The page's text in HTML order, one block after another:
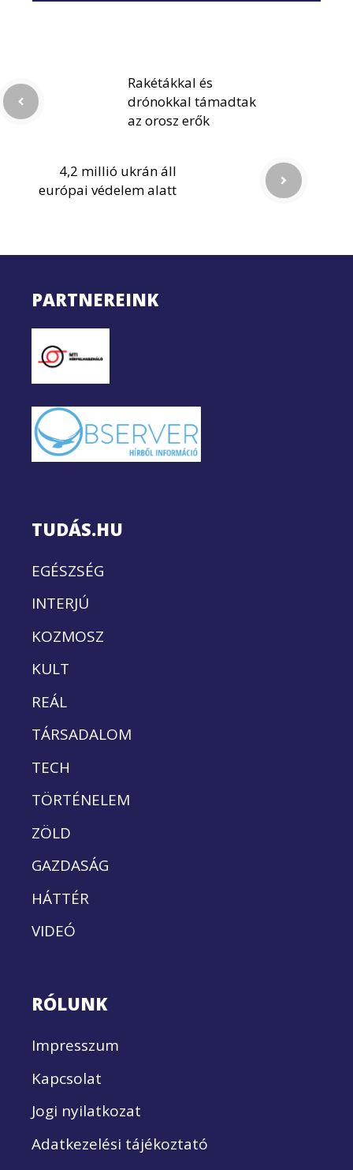
Rakétákkal és
drónokkal támadtak
az orosz erők
4,2 millió ukrán áll
európai védelem alatt
PARTNEREINK
TUDÁS.HU
EGÉSZSÉG
INTERJÚ
KOZMOSZ
KULT
REÁL
TÁRSADALOM
TECH
TÖRTÉNELEM
ZÖLD
GAZDASÁG
HÁTTÉR
VIDEÓ
RÓLUNK
Impresszum
Kapcsolat
Jogi nyilatkozat
Adatkezelési tájékoztató